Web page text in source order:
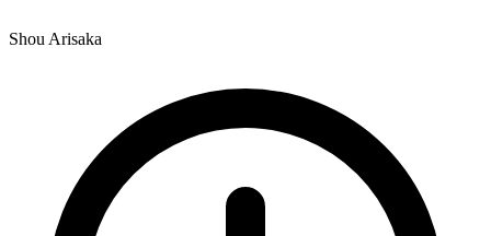
Shou Arisaka